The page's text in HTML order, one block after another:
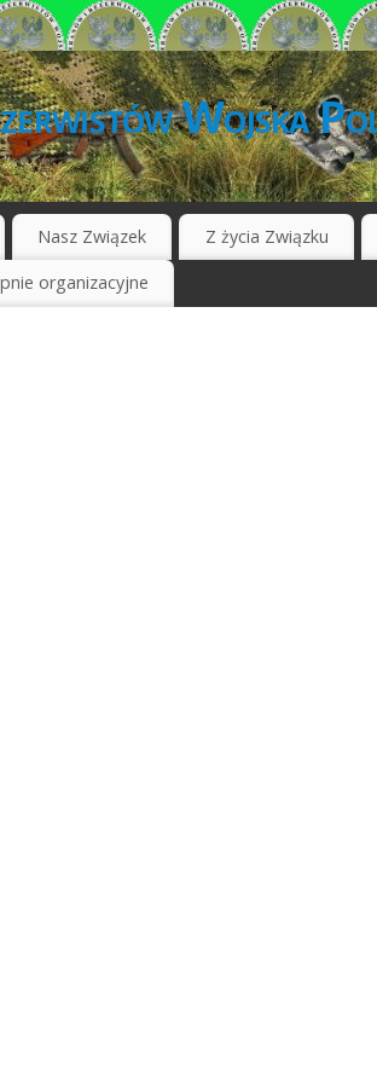
Wojska
Nasz Związek Z życia Związku
organizacyjne